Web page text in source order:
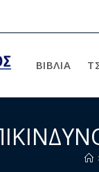
ΒΙΒΛΙΑ